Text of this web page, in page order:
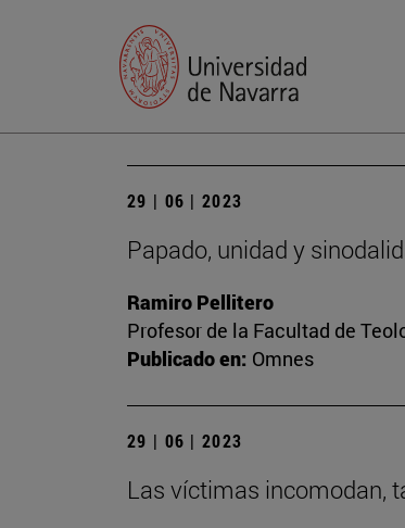
29 | 06 | 2023
Papado, unidad y
Ramiro Pellitero
Profesor de la Facultad de
Publicado en: Omnes
29 | 06 | 2023
Las víctimas incomodan,